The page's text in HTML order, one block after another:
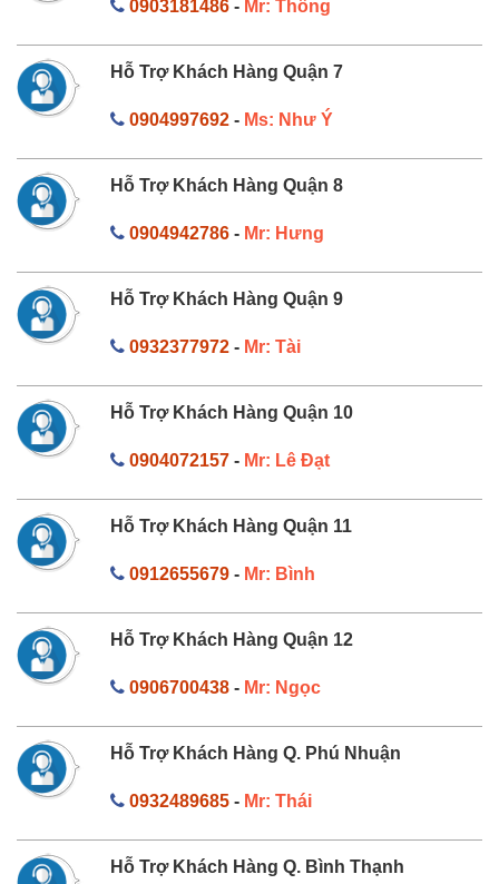
0903181486- Mr: Thông
Hỗ Trợ Khách Hàng Quận 7
0904997692- Ms: Như Ý
Hỗ Trợ Khách Hàng Quận 8
0904942786- Mr: Hưng
Hỗ Trợ Khách Hàng Quận 9
0932377972- Mr: Tài
Hỗ Trợ Khách Hàng Quận 10
0904072157- Mr: Lê Đạt
Hỗ Trợ Khách Hàng Quận 11
0912655679- Mr: Bình
Hỗ Trợ Khách Hàng Quận 12
0906700438- Mr: Ngọc
Hỗ Trợ Khách Hàng Q. Phú Nhuận
0932489685- Mr: Thái
Hỗ Trợ Khách Hàng Q. Bình Thạnh